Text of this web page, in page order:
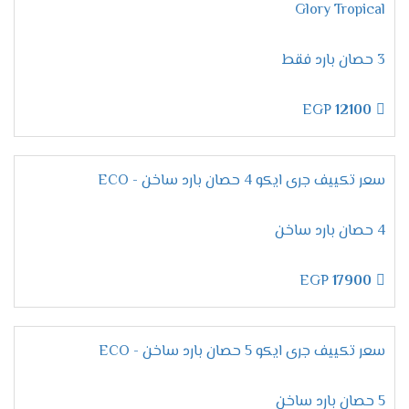
اختيار الفريون أمر مهم جدا حتى يكون مناسب للجهاز
يسبب له أى اضرار صحية ولا ملوثات للبيئة .
مميزاتتكييف جرى بيونير
الانفرتر 2024
التميز بتكنولوجيا الانفرتر
تكييف جرى بيونير بأحدث الخواص الجديدة منها
الانفرتر التى تعمل على تقليل استهلاك الكهرباء
بنسبة عالية حتى لا تسبب ازعاج للعميل ويستطيع
تشغيل الجهاز كما يريد وبالطريقة المناسبة له دون
Glory Tropical
3 حصان بارد فقط
12100
سعر تكييف جرى ايكو 4 حصان بارد ساخن - ECO
4 حصان بارد ساخن
17900
سعر تكييف جرى ايكو 5 حصان بارد ساخن - ECO
5 حصان بارد ساخن